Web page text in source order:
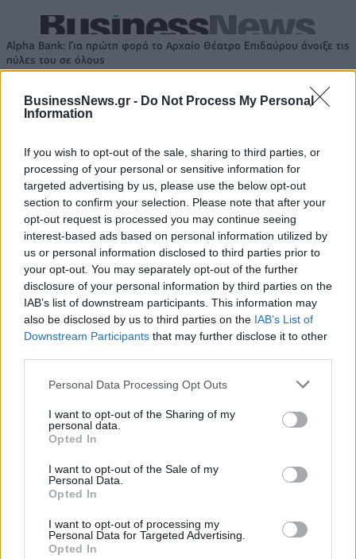
BusinessNews.gr - Do Not Process My Personal
Information
If you wish to opt-out of the sale, sharing to third parties, or
processing of your personal or sensitive information for
targeted advertising by us, please use the below opt-out
section to confirm your selection. Please note that after your
opt-out request is processed you may continue seeing
interest-based ads based on personal information utilized by
us or personal information disclosed to third parties prior to
your opt-out. You may separately opt-out of the further
disclosure of your personal information by third parties on the
IAB’s list of downstream participants. This information may
also be disclosed by us to third parties on the IAB’s List of
Downstream Participants that may further disclose it to other
Personal Data Processing Opt Outs
I want to opt-out of the Sharing of my
personal data.
Opted In
I want to opt-out of the Sale of my
Personal Data.
Opted In
I want to opt-out of processing my
Personal Data for Targeted Advertising.
Opted In
Alpha Bank: Για πρώτη φορά το Αρχαίο Θέατρο Επιδαύρου άνοιξε τις
πύλες του σε όλους
ΠΕΡΙΣΣΌΤΕΡΑ ΣΕ ΑΥΤΉ ΤΗΝ ΚΑΤΗΓΟΡΊΑ
ΝΑΤΟ: Επενδύσεις άνω
των 40 δισ. δολαρίων σε
συστήματα αντι-drone
Τραμπ: Δηλώνει ότι θα
«εξετάσει» την πιθανή
πώληση F-35 στην